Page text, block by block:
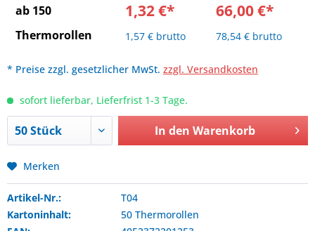
ab 150
Thermorollen
1,32 €*
1,57 € brutto
66,00 €*
78,54 € brutto
* Preise zzgl. gesetzlicher MwSt. zzgl. Versandkosten
sofort lieferbar, Lieferfrist 1-3 Tage.
In den Warenkorb
Merken
Artikel-Nr.:
T04
Kartoninhalt:
50 Thermorollen